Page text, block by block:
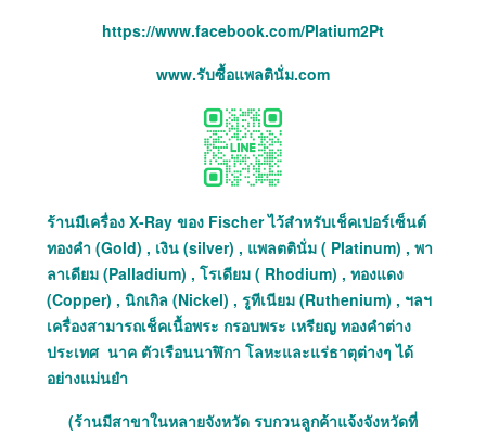
https://www.facebook.com/Platium2Pt
www.รับซื้อแพลตินั่ม.com
ร้านมีเครื่อง X-Ray ของ Fischer ไว้สำหรับเช็คเปอร์เซ็นต์
ทองคำ (Gold) , เงิน (silver) , แพลตตินั่ม ( Platinum) , พา
ลาเดียม (Palladium) , โรเดียม ( Rhodium) , ทองแดง
(Copper) , นิกเกิล (Nickel) , รูทีเนียม (Ruthenium) , ฯลฯ
เครื่องสามารถเช็คเนื้อพระ กรอบพระ เหรียญ ทองคำต่าง
ประเทศ นาค ตัวเรือนนาฬิกา โลหะและแร่ธาตุต่างๆ ได้
อย่างแม่นยำ
(ร้านมีสาขาในหลายจังหวัด รบกวนลูกค้าแจ้งจังหวัดที่